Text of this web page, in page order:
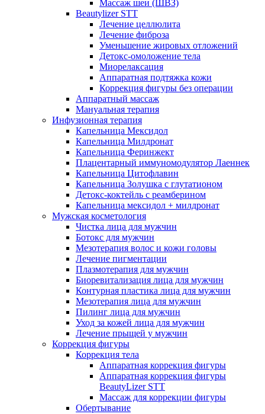
Массаж шеи (ШВЗ)
Beautylizer STT
Лечение целлюлита
Лечение фиброза
Уменьшение жировых отложений
Детокс-омоложение тела
Миорелаксация
Аппаратная подтяжка кожи
Коррекция фигуры без операции
Аппаратный массаж
Мануальная терапия
Инфузионная терапия
Капельница Мексидол
Капельница Милдронат
Капельница Феринжект
Плацентарный иммуномодулятор Лаеннек
Капельница Цитофлавин
Капельница Золушка с глутатионом
Детокс-коктейль с реамберином
Капельница мексидол + милдронат
Мужская косметология
Чистка лица для мужчин
Ботокс для мужчин
Мезотерапия волос и кожи головы
Лечение пигментации
Плазмотерапия для мужчин
Биоревитализация лица для мужчин
Контурная пластика лица для мужчин
Мезотерапия лица для мужчин
Пилинг лица для мужчин
Уход за кожей лица для мужчин
Лечение прыщей у мужчин
Коррекция фигуры
Коррекция тела
Аппаратная коррекция фигуры
Аппаратная коррекция фигуры
BeautyLizer STT
Массаж для коррекции фигуры
Обертывание